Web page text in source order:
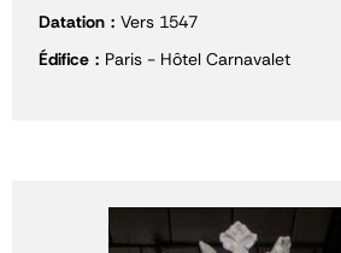
Datation
Vers 1547
Édifice
Paris - Hôtel Carnavalet